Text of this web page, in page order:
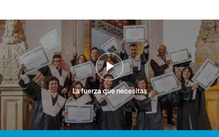
La fuerza que necesitas